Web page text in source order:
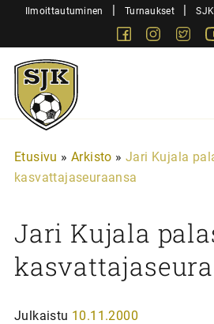
SiirryIlmoittautuminen | Turnaukset |
Facebook
Sjk-
Juniorit
Etusivu » Arkisto » Jari Kujala
kasvattajaseuraansa
Jari Kujala
Julkaistu 10.11.2000